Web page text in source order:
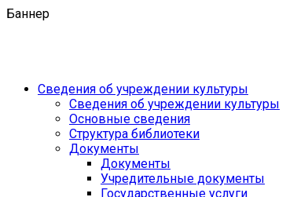
Баннер
Сведения об учреждении культуры
Сведения об учреждении культуры
Основные сведения
Структура библиотеки
Документы
Документы
Учредительные документы
Государственные услуги